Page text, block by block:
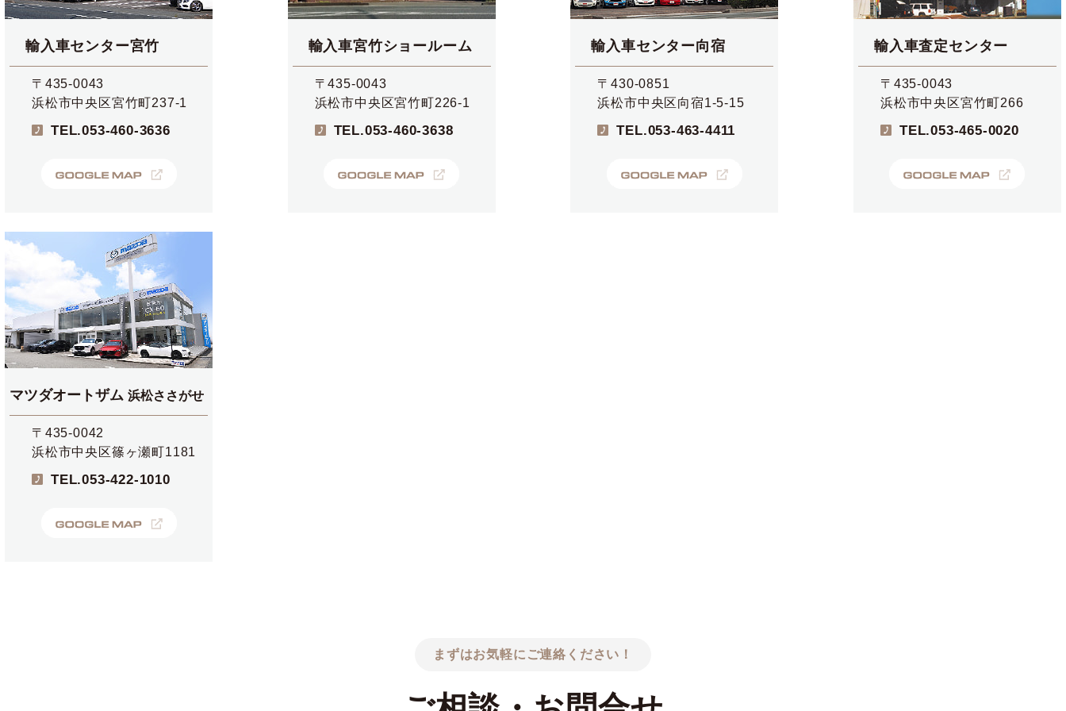
輸入車センター宮竹
〒435-0043
浜松市中央区宮竹町237-1
TEL.053-460-3636
輸入車宮竹ショールーム
〒435-0043
浜松市中央区宮竹町226-1
TEL.053-460-3638
輸入車センター向宿
〒430-0851
浜松市中央区向宿1-5-15
TEL.053-463-4411
輸入車査定センター
〒435-0043
浜松市中央区宮竹町266
TEL.053-465-0020
マツダオートザム 浜松ささがせ
〒435-0042
浜松市中央区篠ヶ瀬町1181
TEL.053-422-1010
まずはお気軽にご連絡ください！